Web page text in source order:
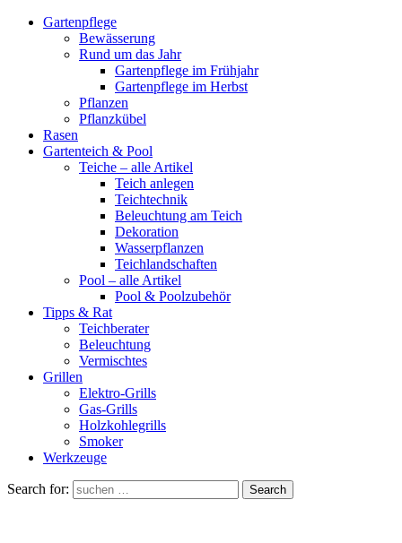
Gartenpflege
Bewässerung
Rund um das Jahr
Gartenpflege im Frühjahr
Gartenpflege im Herbst
Pflanzen
Pflanzkübel
Rasen
Gartenteich & Pool
Teiche – alle Artikel
Teich anlegen
Teichtechnik
Beleuchtung am Teich
Dekoration
Wasserpflanzen
Teichlandschaften
Pool – alle Artikel
Pool & Poolzubehör
Tipps & Rat
Teichberater
Beleuchtung
Vermischtes
Grillen
Elektro-Grills
Gas-Grills
Holzkohlegrills
Smoker
Werkzeuge
Search for: Search